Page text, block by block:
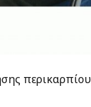
περικαρπίου